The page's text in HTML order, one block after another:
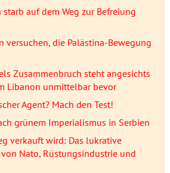
auf dem Weg zur Befreiung
versuchen, die Palästina-Bewegung
Zusammenbruch steht angesichts
Libanon unmittelbar bevor
Agent? Mach den Test!
grünem Imperialismus in Serbien
verkauft wird: Das lukrative
Nato, Rüstungsindustrie und